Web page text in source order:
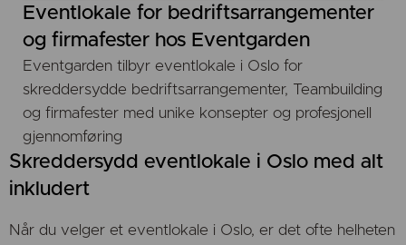
Eventlokale for bedriftsarrangementer
og firmafester hos Eventgarden
Eventgarden tilbyr eventlokale i Oslo for
skreddersydde bedriftsarrangementer, Teambuilding
og firmafester med unike konsepter og profesjonell
gjennomføring
Skreddersydd eventlokale i Oslo med alt
inkludert
Når du velger et eventlokale i Oslo, er det ofte helheten